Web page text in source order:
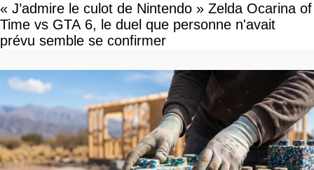
« J’admire le culot de Nintendo » Zelda Ocarina of
Time vs GTA 6, le duel que personne n'avait
prévu semble se confirmer